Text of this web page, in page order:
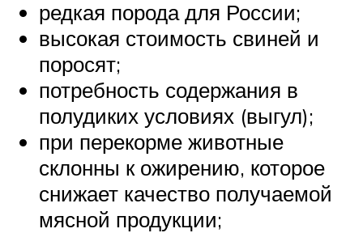
редкая порода для России;
высокая стоимость свиней и
поросят;
потребность содержания в
полудиких условиях (выгул);
при перекорме животные
склонны к ожирению, которое
снижает качество получаемой
мясной продукции;